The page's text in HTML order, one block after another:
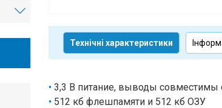
Технічні характеристики
3,3 В питание, выводы совместимы
512 кб флешпамяти и 512 кб ОЗУ